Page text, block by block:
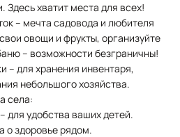
хватит места для всех!
– мечта садовода и любителя
овощи и фрукты, организуйте
– возможности безграничны!
– для хранения инвентаря,
небольшого хозяйства.
села:
для удобства ваших детей.
о здоровье рядом.